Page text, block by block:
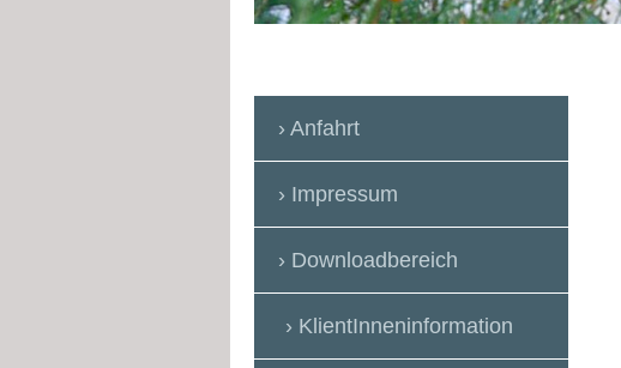
Anfahrt
Impressum
Downloadbereich
KlientInneninformation